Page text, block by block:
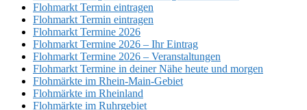
Flohmarkt Termin eintragen
Flohmarkt Termin eintragen
Flohmarkt Termine 2026
Flohmarkt Termine 2026 – Ihr Eintrag
Flohmarkt Termine 2026 – Veranstaltungen
Flohmarkt Termine in deiner Nähe heute und morgen
Flohmärkte im Rhein-Main-Gebiet
Flohmärkte im Rheinland
Flohmärkte im Ruhrgebiet